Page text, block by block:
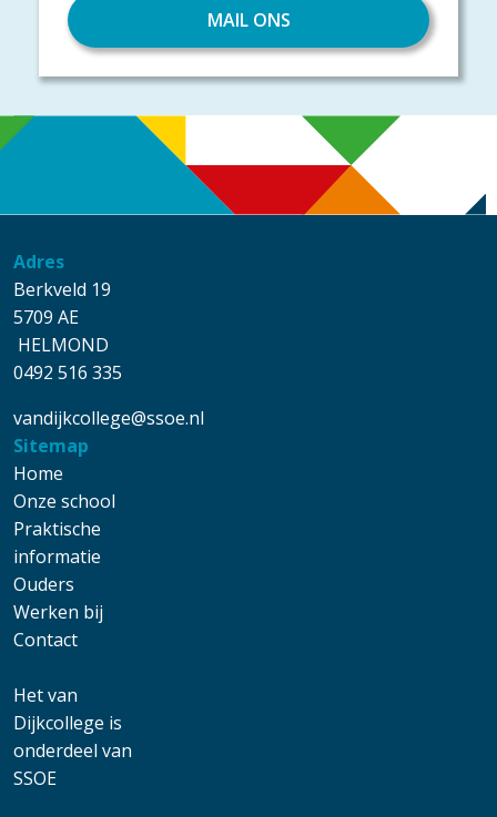
MAIL ONS
Adres
Berkveld 19
5709 AE
HELMOND
0492 516 335
vandijkcollege@ssoe.nl
Sitemap
Main navigation
Home
Onze school
Praktische
informatie
Ouders
Werken bij
Contact
Het van
Dijkcollege is
onderdeel van
SSOE